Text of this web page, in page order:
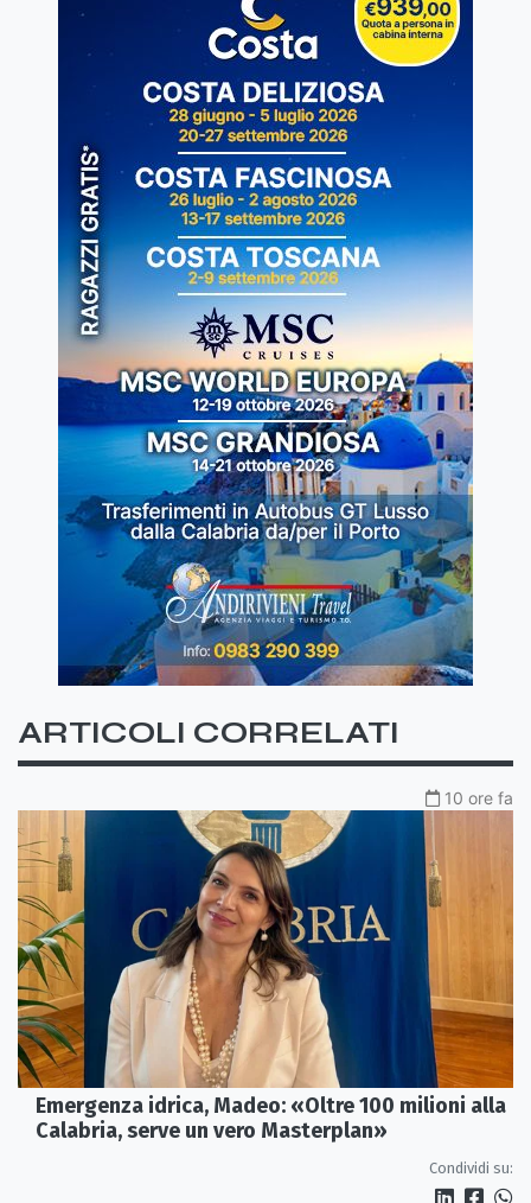
ARTICOLI CORRELATI
10 ore fa
Emergenza idrica, Madeo: «Oltre 100 milioni alla
Calabria, serve un vero Masterplan»
Condividi su: